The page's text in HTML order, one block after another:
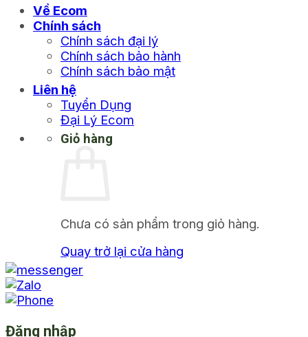
Về Ecom
Chính sách
Chính sách đại lý
Chính sách bảo hành
Chính sách bảo mật
Liên hệ
Tuyển Dụng
Đại Lý Ecom
Giỏ hàng
Chưa có sản phẩm trong giỏ hàng.
Quay trở lại cửa hàng
Đăng nhập